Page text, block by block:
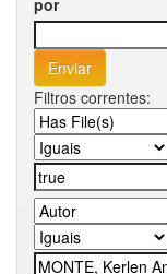
por
Filtros correntes: